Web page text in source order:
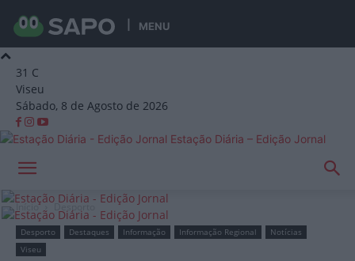
MENU
31 C
Viseu
Sábado, 8 de Agosto de 2026
Estação Diária – Edição Jornal
Início Desporto
Desporto Destaques Informação Informação Regional
Notícias
Viseu